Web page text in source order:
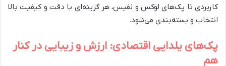
کاربردی تا پک‌های لوکس و نفیس، هر گزینه‌ای با دقت و کیفیت بالا
انتخاب و بسته‌بندی می‌شود.
پک‌های یلدایی اقتصادی: ارزش و زیبایی در کنار
هم